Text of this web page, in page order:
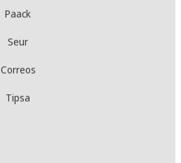
Paack
Seur
Correos
Tipsa